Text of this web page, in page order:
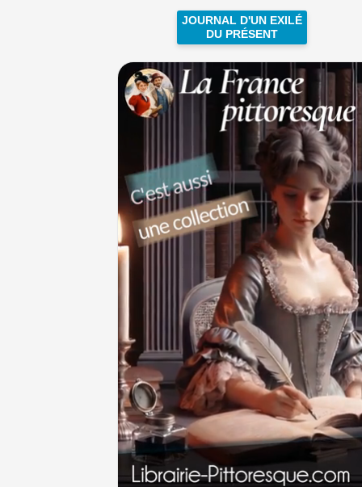
JOURNAL D'UN EXILÉ
DU PRÉSENT